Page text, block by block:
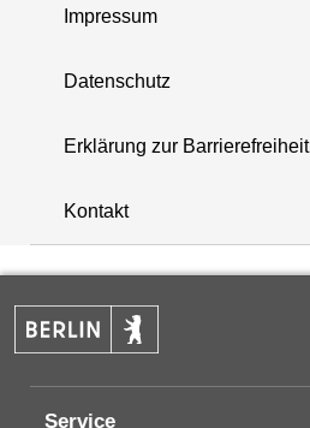
+
−
Impressum
Datenschutz
Erklärung zur Barrierefreiheit
Kontakt
Service